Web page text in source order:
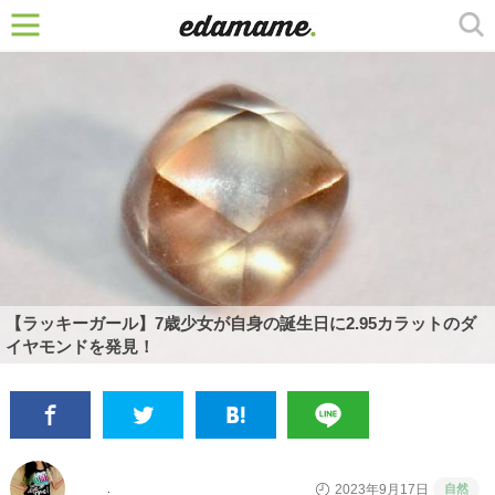
【ラッキーガール】7歳少女が自身の誕生日に2.95カラットのダ
イヤモンドを発見！
2023年9月17日 自然